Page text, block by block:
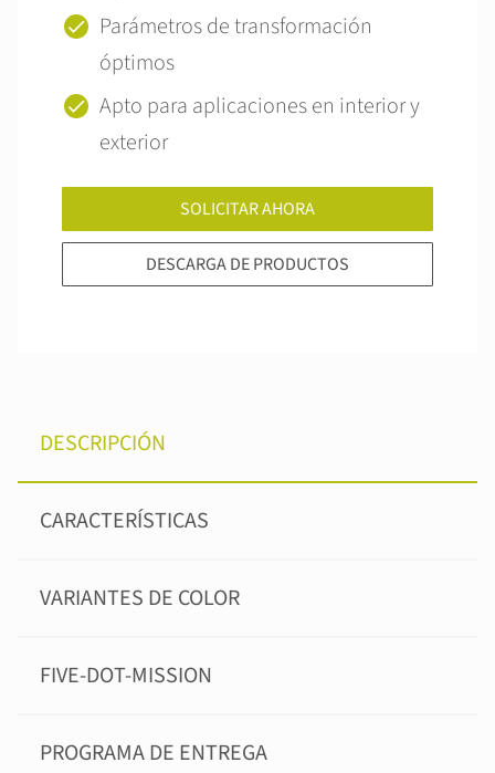
Parámetros de transformación
óptimos
Apto para aplicaciones en interior y
exterior
SOLICITAR AHORA
DESCARGA DE PRODUCTOS
DESCRIPCIÓN
CARACTERÍSTICAS
VARIANTES DE COLOR
FIVE-DOT-MISSION
PROGRAMA DE ENTREGA